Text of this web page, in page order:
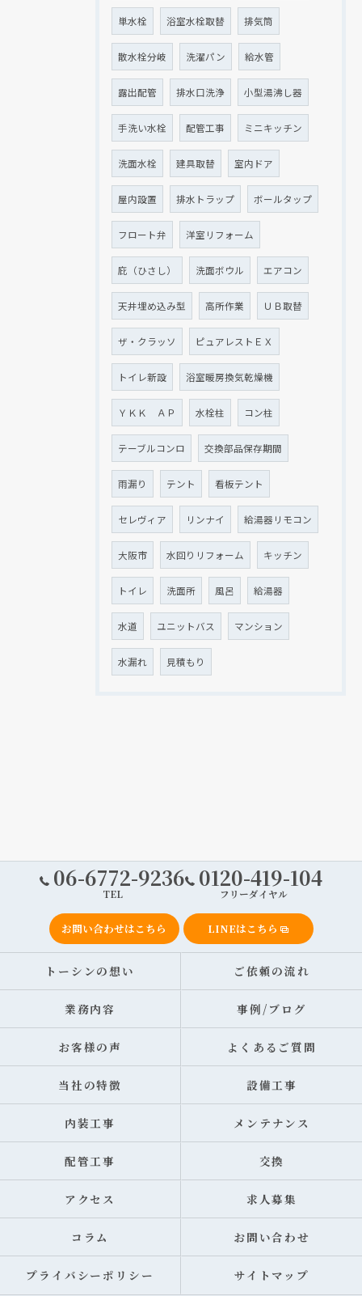
単水栓 浴室水栓取替 排気筒
散水栓分岐 洗濯パン 給水管
露出配管 排水口洗浄 小型湯沸し器
手洗い水栓 配管工事 ミニキッチン
洗面水栓 建具取替 室内ドア
屋内設置 排水トラップ ボールタップ
フロート弁 洋室リフォーム
庇（ひさし） 洗面ボウル エアコン
天井埋め込み型 高所作業 ＵＢ取替
ザ・クラッソ ピュアレストＥＸ
トイレ新設 浴室暖房換気乾燥機
ＹＫＫ ＡＰ 水栓柱 コン柱
テーブルコンロ 交換部品保存期間
雨漏り テント 看板テント
セレヴィア リンナイ 給湯器リモコン
大阪市 水回りリフォーム キッチン
トイレ 洗面所 風呂 給湯器
水道 ユニットバス マンション
水漏れ 見積もり
06-6772-9236
TEL
0120-419-104
フリーダイヤル
お問い合わせはこちら LINEはこちら
トーシンの想い ご依頼の流れ
業務内容 事例/ブログ
お客様の声 よくあるご質問
当社の特徴 設備工事
内装工事 メンテナンス
配管工事 交換
アクセス 求人募集
コラム お問い合わせ
プライバシーポリシー サイトマップ